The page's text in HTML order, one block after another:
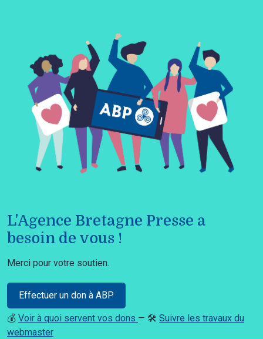
L'Agence Bretagne Presse a
besoin de vous !
Merci pour votre soutien.
Effectuer un don à ABP
💰 Voir à quoi servent vos dons — 🛠️ Suivre les travaux du
webmaster